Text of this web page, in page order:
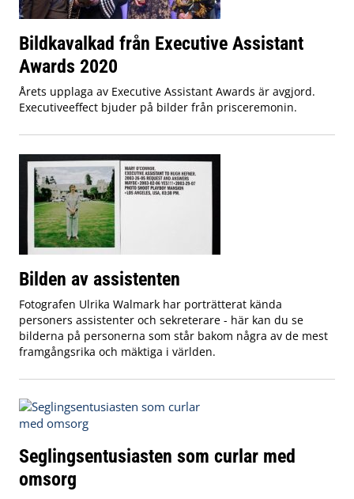
Bildkavalkad från Executive Assistant
Awards 2020
Årets upplaga av Executive Assistant Awards är avgjord.
Executiveeffect bjuder på bilder från prisceremonin.
Bilden av assistenten
Fotografen Ulrika Walmark har porträtterat kända
personers assistenter och sekreterare - här kan du se
bilderna på personerna som står bakom några av de mest
framgångsrika och mäktiga i världen.
Seglingsentusiasten som curlar med
omsorg